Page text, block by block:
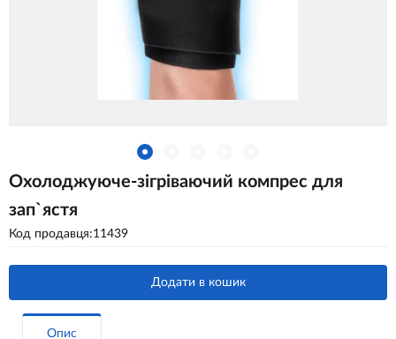
Охолоджуюче-зігріваючий компрес для
зап`ястя
Код продавця:11439
Додати в кошик
Опис